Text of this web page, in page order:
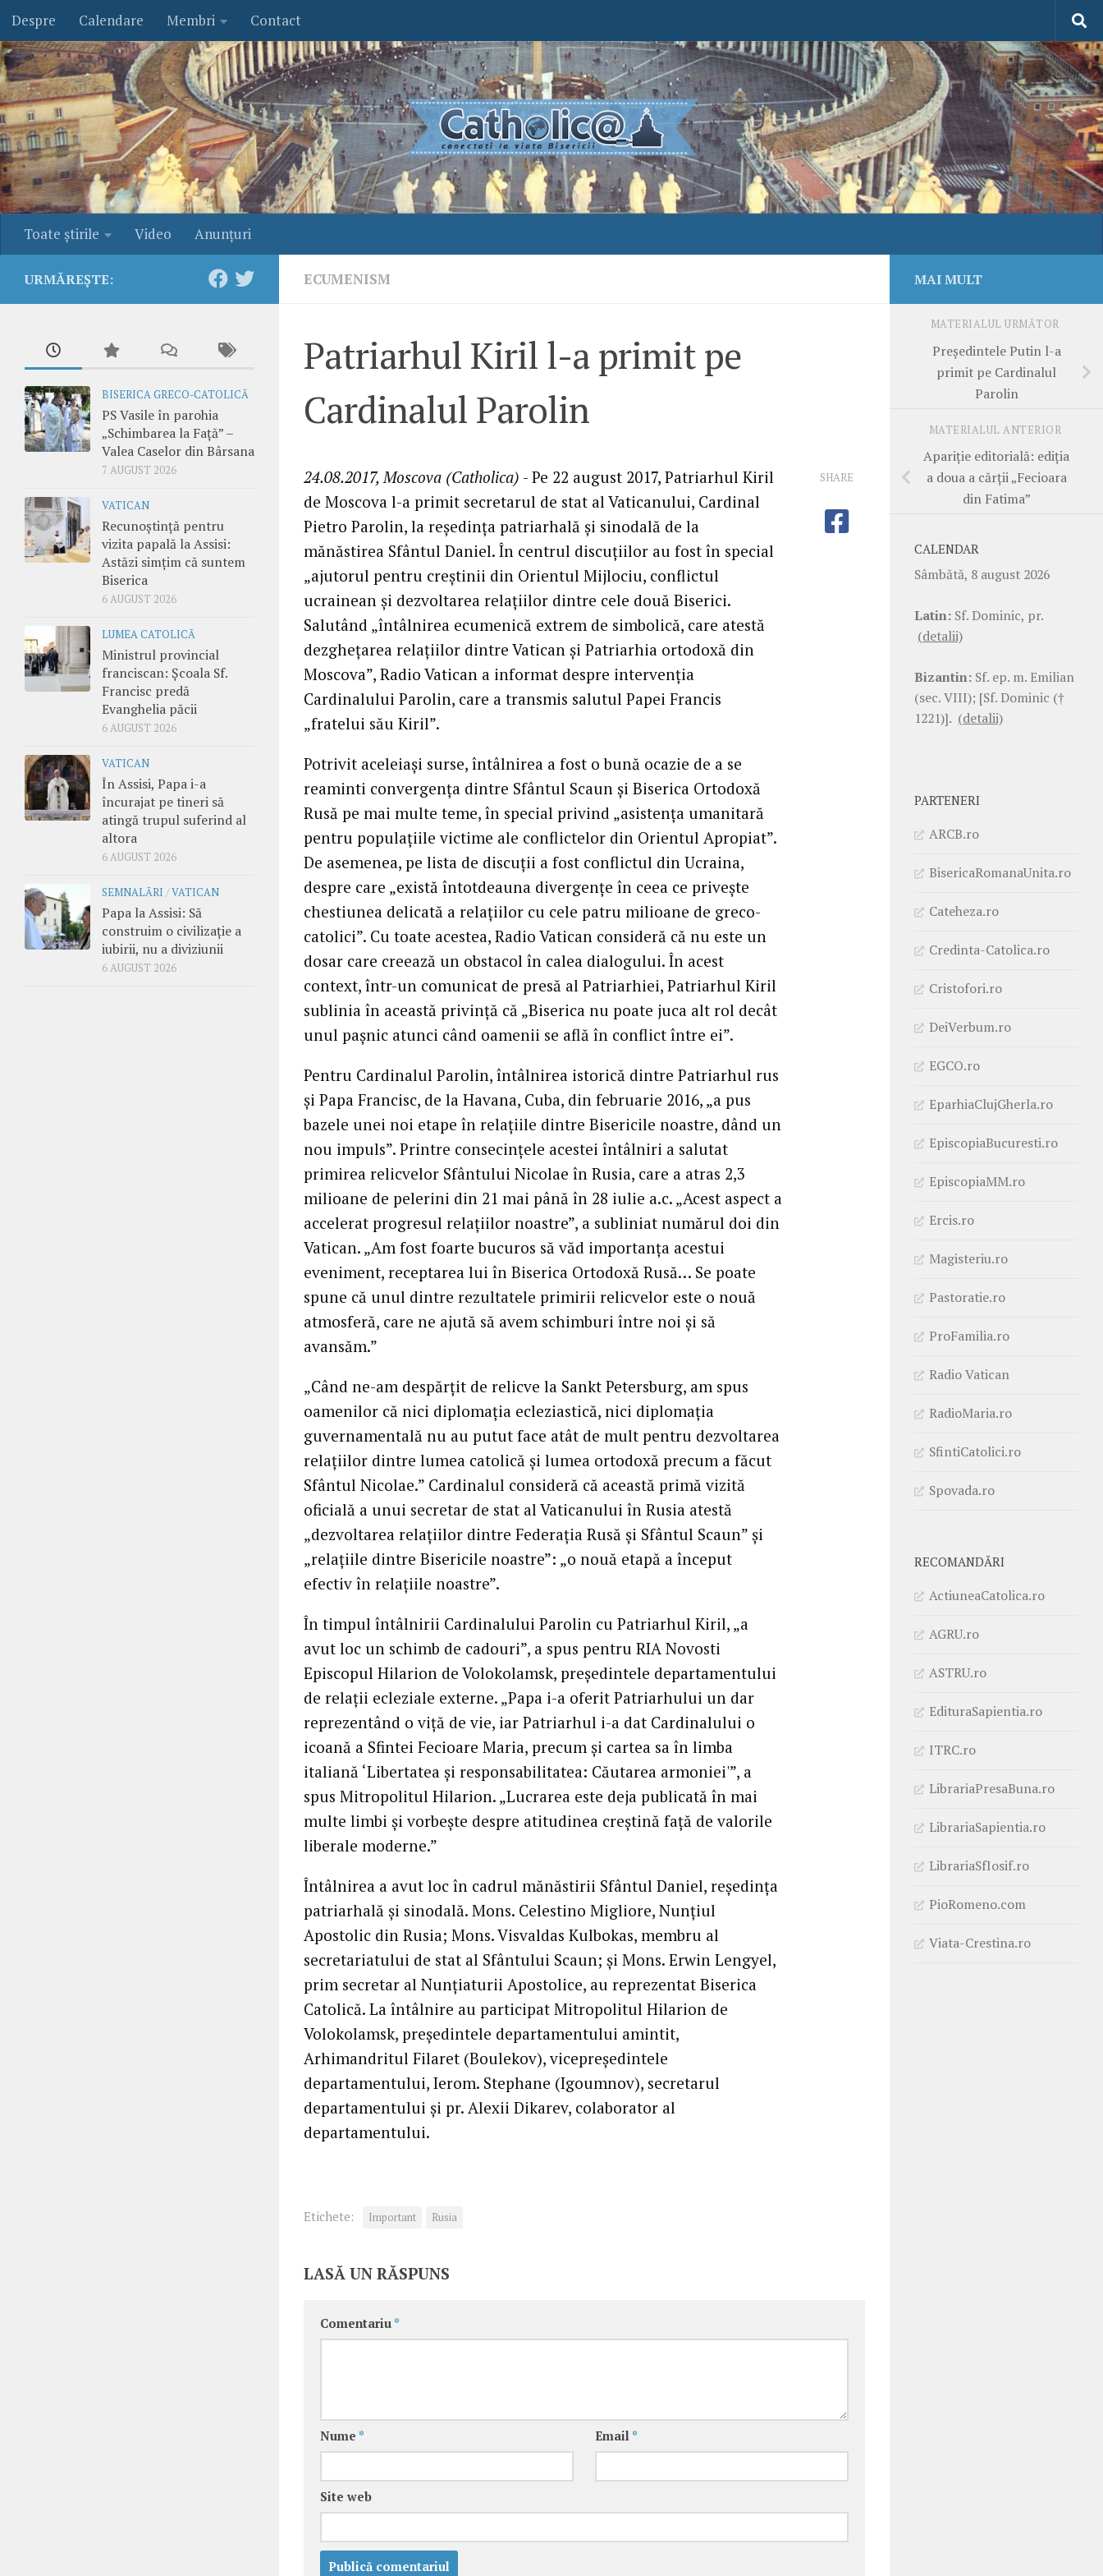
Skip to content
Despre Calendare Membri Contact
Toate ştirile Video Anunţuri
ECUMENISM
Patriarhul Kiril l-a primit pe
Cardinalul Parolin
24.08.2017, Moscova (Catholica) - Pe 22 august 2017, Patriarhul Kiril
de Moscova l-a primit secretarul de stat al Vaticanului, Cardinal
Pietro Parolin, la reședința patriarhală și sinodală de la
mănăstirea Sfântul Daniel. În centrul discuțiilor au fost în special
„ajutorul pentru creștinii din Orientul Mijlociu, conflictul
ucrainean și dezvoltarea relațiilor dintre cele două Biserici.
Salutând „întâlnirea ecumenică extrem de simbolică, care atestă
dezghețarea relațiilor dintre Vatican și Patriarhia ortodoxă din
Moscova”, Radio Vatican a informat despre intervenția
Cardinalului Parolin, care a transmis salutul Papei Francis
„fratelui său Kiril”.
Potrivit aceleiași surse, întâlnirea a fost o bună ocazie de a se
reaminti convergența dintre Sfântul Scaun și Biserica Ortodoxă
Rusă pe mai multe teme, în special privind „asistența umanitară
pentru populațiile victime ale conflictelor din Orientul Apropiat”.
De asemenea, pe lista de discuții a fost conflictul din Ucraina,
despre care „există întotdeauna divergențe în ceea ce privește
chestiunea delicată a relațiilor cu cele patru milioane de greco-
catolici”. Cu toate acestea, Radio Vatican consideră că nu este un
dosar care creează un obstacol în calea dialogului. În acest
context, într-un comunicat de presă al Patriarhiei, Patriarhul Kiril
sublinia în această privință că „Biserica nu poate juca alt rol decât
unul pașnic atunci când oamenii se află în conflict între ei”.
Pentru Cardinalul Parolin, întâlnirea istorică dintre Patriarhul rus
și Papa Francisc, de la Havana, Cuba, din februarie 2016, „a pus
bazele unei noi etape în relațiile dintre Bisericile noastre, dând un
nou impuls”. Printre consecințele acestei întâlniri a salutat
primirea relicvelor Sfântului Nicolae în Rusia, care a atras 2,3
milioane de pelerini din 21 mai până în 28 iulie a.c. „Acest aspect a
accelerat progresul relațiilor noastre”, a subliniat numărul doi din
Vatican. „Am fost foarte bucuros să văd importanța acestui
eveniment, receptarea lui în Biserica Ortodoxă Rusă… Se poate
spune că unul dintre rezultatele primirii relicvelor este o nouă
atmosferă, care ne ajută să avem schimburi între noi și să
avansăm.”
„Când ne-am despărțit de relicve la Sankt Petersburg, am spus
oamenilor că nici diplomația ecleziastică, nici diplomația
guvernamentală nu au putut face atât de mult pentru dezvoltarea
relațiilor dintre lumea catolică și lumea ortodoxă precum a făcut
Sfântul Nicolae.” Cardinalul consideră că această primă vizită
oficială a unui secretar de stat al Vaticanului în Rusia atestă
„dezvoltarea relațiilor dintre Federația Rusă și Sfântul Scaun” și
„relațiile dintre Bisericile noastre”: „o nouă etapă a început
efectiv în relațiile noastre”.
În timpul întâlnirii Cardinalului Parolin cu Patriarhul Kiril, „a
avut loc un schimb de cadouri”, a spus pentru RIA Novosti
Episcopul Hilarion de Volokolamsk, președintele departamentului
de relații ecleziale externe. „Papa i-a oferit Patriarhului un dar
reprezentând o viță de vie, iar Patriarhul i-a dat Cardinalului o
icoană a Sfintei Fecioare Maria, precum și cartea sa în limba
italiană ‘Libertatea și responsabilitatea: Căutarea armoniei'”, a
spus Mitropolitul Hilarion. „Lucrarea este deja publicată în mai
multe limbi și vorbește despre atitudinea creștină față de valorile
liberale moderne.”
Întâlnirea a avut loc în cadrul mănăstirii Sfântul Daniel, reședința
patriarhală și sinodală. Mons. Celestino Migliore, Nunțiul
Apostolic din Rusia; Mons. Visvaldas Kulbokas, membru al
secretariatului de stat al Sfântului Scaun; și Mons. Erwin Lengyel,
prim secretar al Nunțiaturii Apostolice, au reprezentat Biserica
Catolică. La întâlnire au participat Mitropolitul Hilarion de
Volokolamsk, președintele departamentului amintit,
Arhimandritul Filaret (Boulekov), vicepreședintele
departamentului, Ierom. Stephane (Igoumnov), secretarul
departamentului și pr. Alexii Dikarev, colaborator al
departamentului.
SHARE
Etichete: Important Rusia
LASĂ UN RĂSPUNS
Comentariu *
Nume * Email *
Site web
URMĂREȘTE:
BISERICA GRECO-CATOLICĂ
PS Vasile în parohia
„Schimbarea la Față” –
Valea Caselor din Bârsana
7 AUGUST 2026
VATICAN
Recunoștință pentru
vizita papală la Assisi:
Astăzi simțim că suntem
Biserica
6 AUGUST 2026
LUMEA CATOLICĂ
Ministrul provincial
franciscan: Școala Sf.
Francisc predă
Evanghelia păcii
6 AUGUST 2026
VATICAN
În Assisi, Papa i-a
încurajat pe tineri să
atingă trupul suferind al
altora
6 AUGUST 2026
SEMNALĂRI /VATICAN
Papa la Assisi: Să
construim o civilizație a
iubirii, nu a diviziunii
6 AUGUST 2026
MAI MULT
MATERIALUL URMĂTOR
Președintele Putin l-a
primit pe Cardinalul
Parolin
MATERIALUL ANTERIOR
Apariție editorială: ediția
a doua a cărții „Fecioara
din Fatima”
CALENDAR
Sâmbătă, 8 august 2026
Latin: Sf. Dominic, pr.
(detalii)
Bizantin: Sf. ep. m. Emilian
(sec. VIII); [Sf. Dominic (†
1221)]. (detalii)
PARTENERI
ARCB.ro
BisericaRomanaUnita.ro
Cateheza.ro
Credinta-Catolica.ro
Cristofori.ro
DeiVerbum.ro
EGCO.ro
EparhiaClujGherla.ro
EpiscopiaBucuresti.ro
EpiscopiaMM.ro
Ercis.ro
Magisteriu.ro
Pastoratie.ro
ProFamilia.ro
Radio Vatican
RadioMaria.ro
SfintiCatolici.ro
Spovada.ro
RECOMANDĂRI
ActiuneaCatolica.ro
AGRU.ro
ASTRU.ro
EdituraSapientia.ro
ITRC.ro
LibrariaPresaBuna.ro
LibrariaSapientia.ro
LibrariaSfIosif.ro
PioRomeno.com
Viata-Crestina.ro